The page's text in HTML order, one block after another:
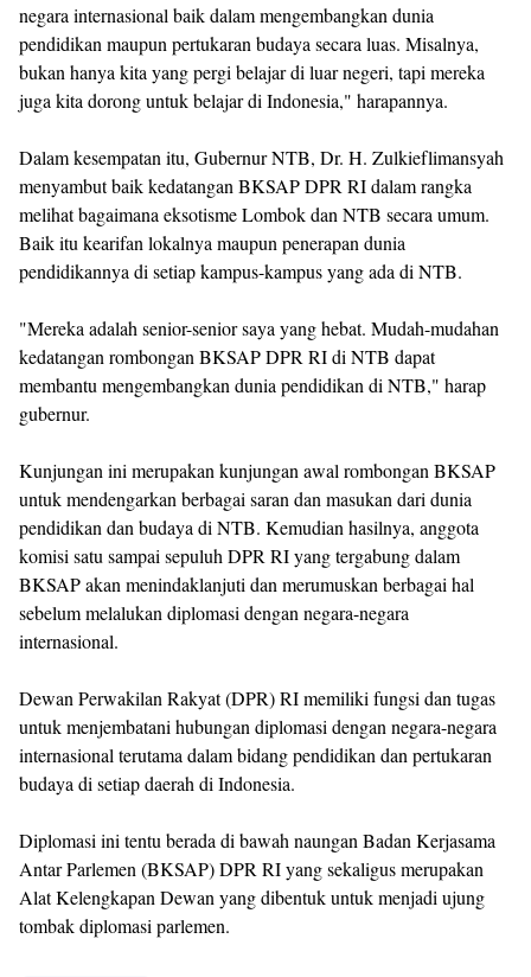
negara internasional baik dalam mengembangkan dunia
pendidikan maupun pertukaran budaya secara luas. Misalnya,
bukan hanya kita yang pergi belajar di luar negeri, tapi mereka
juga kita dorong untuk belajar di Indonesia," harapannya.
Dalam kesempatan itu, Gubernur NTB, Dr. H. Zulkieflimansyah
menyambut baik kedatangan BKSAP DPR RI dalam rangka
melihat bagaimana eksotisme Lombok dan NTB secara umum.
Baik itu kearifan lokalnya maupun penerapan dunia
pendidikannya di setiap kampus-kampus yang ada di NTB.
"Mereka adalah senior-senior saya yang hebat. Mudah-mudahan
kedatangan rombongan BKSAP DPR RI di NTB dapat
membantu mengembangkan dunia pendidikan di NTB," harap
gubernur.
Kunjungan ini merupakan kunjungan awal rombongan BKSAP
untuk mendengarkan berbagai saran dan masukan dari dunia
pendidikan dan budaya di NTB. Kemudian hasilnya, anggota
komisi satu sampai sepuluh DPR RI yang tergabung dalam
BKSAP akan menindaklanjuti dan merumuskan berbagai hal
sebelum melalukan diplomasi dengan negara-negara
internasional.
Dewan Perwakilan Rakyat (DPR) RI memiliki fungsi dan tugas
untuk menjembatani hubungan diplomasi dengan negara-negara
internasional terutama dalam bidang pendidikan dan pertukaran
budaya di setiap daerah di Indonesia.
Diplomasi ini tentu berada di bawah naungan Badan Kerjasama
Antar Parlemen (BKSAP) DPR RI yang sekaligus merupakan
Alat Kelengkapan Dewan yang dibentuk untuk menjadi ujung
tombak diplomasi parlemen.